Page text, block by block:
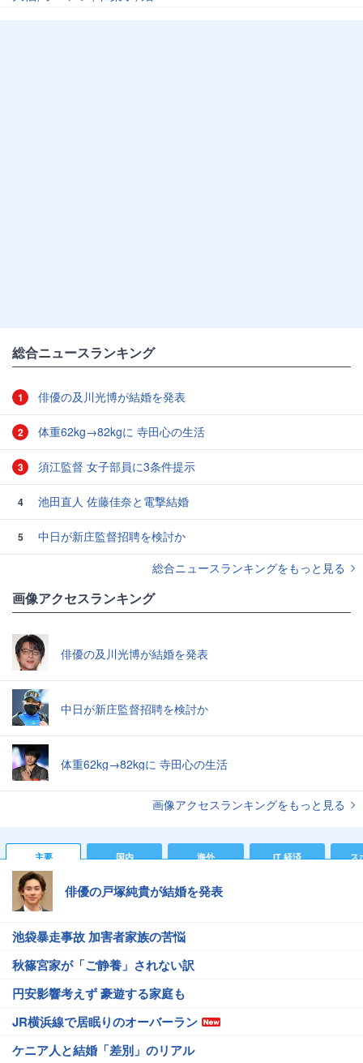
総合ニュースランキング
1 俳優の及川光博が結婚を発表
2 体重62kg→82kgに 寺田心の生活
3 須江監督 女子部員に3条件提示
4 池田直人 佐藤佳奈と電撃結婚
5
中日が新庄監督招聘を検討か
総合ニュースランキングをもっと見る
画像アクセスランキング
俳優の及川光博が結婚を発表
中日が新庄監督招聘を検討か
体重62kg→82kgに 寺田心の生活
画像アクセスランキングをもっと見る
主要 国内 海外 IT 経済 ス
俳優の戸塚純貴が結婚を発表
池袋暴走事故 加害者家族の苦悩
秋篠宮家が「ご静養」されない訳
円安影響考えず 豪遊する家庭も
JR横浜線で居眠りのオーバーラン
ケニア人と結婚「差別」のリアル